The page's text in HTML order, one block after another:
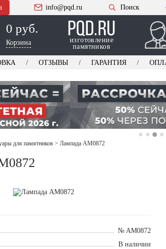
info@pqd.ru Поиск
0 руб.
Корзина
изготовление
памятников
ОТЗЫВЫ ГАРАНТИЯ
для памятников > Лампада AM0872
№ AM0872
В наличии